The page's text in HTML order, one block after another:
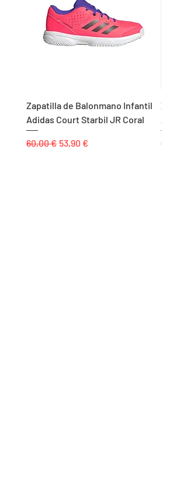
Zapatilla de Balonmano Infantil
Adidas Court Starbil JR Coral
Precio
60,00 € Precio de oferta
53,90 € Precio
55,00 €